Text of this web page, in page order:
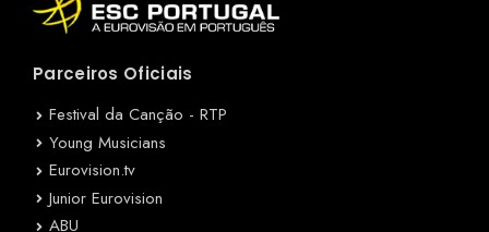
Parceiros Oficiais
Festival da Canção - RTP
Young Musicians
Eurovision.tv
Junior Eurovision
ABU